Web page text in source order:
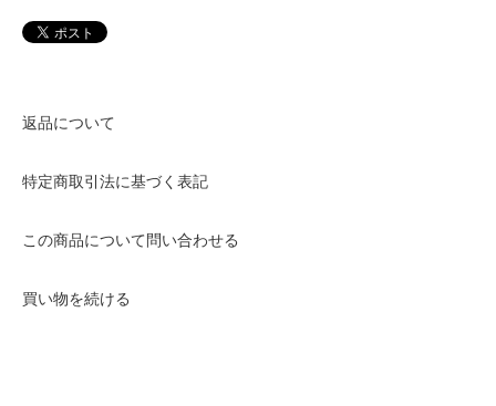
返品について
特定商取引法に基づく表記
この商品について問い合わせる
買い物を続ける